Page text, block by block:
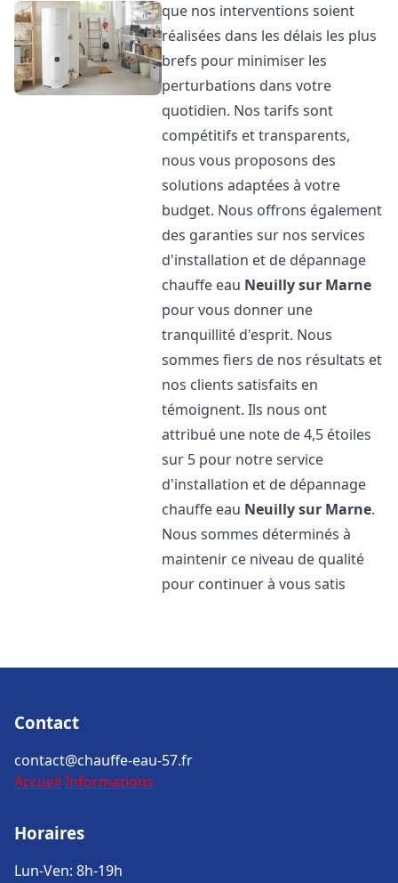
que nos interventions soient
réalisées dans les délais les plus
brefs pour minimiser les
perturbations dans votre
quotidien. Nos tarifs sont
compétitifs et transparents,
nous vous proposons des
solutions adaptées à votre
budget. Nous offrons également
des garanties sur nos services
d'installation et de dépannage
chauffe eau Neuilly sur Marne
pour vous donner une
tranquillité d'esprit. Nous
sommes fiers de nos résultats et
nos clients satisfaits en
témoignent. Ils nous ont
attribué une note de 4,5 étoiles
sur 5 pour notre service
d'installation et de dépannage
chauffe eau Neuilly sur Marne.
Nous sommes déterminés à
maintenir ce niveau de qualité
pour continuer à vous satis
Contact
contact@chauffe-eau-57.fr
Accueil Informations
Horaires
Lun-Ven: 8h-19h